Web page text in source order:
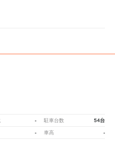
- 駐車台数 54台
- 車高 -